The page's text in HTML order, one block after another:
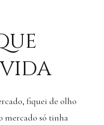
fiquei de olho
mercado só tinha